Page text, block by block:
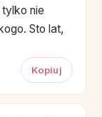
nie
Sto lat,
Kopiuj